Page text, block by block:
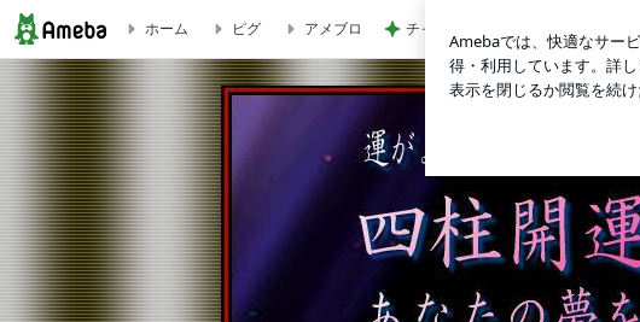
願望を実現させる占い師 吉本博栄の独り事
ホーム ピグ アメブロ チャリティーTシャツと息子の購入品